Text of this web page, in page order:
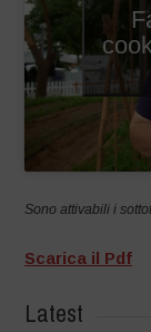
Sono attivabili i
Scarica il Pdf
Latest